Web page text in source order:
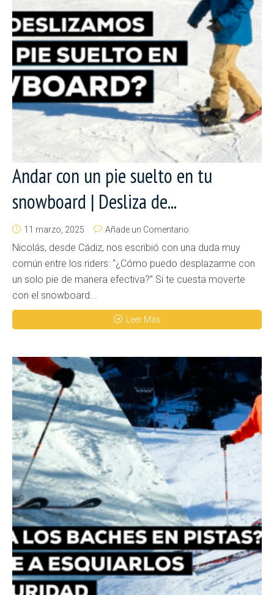
Andar con un pie suelto en tu
snowboard | Desliza de...
11 marzo, 2025 Añade un Comentario
Nicolás, desde Cádiz, nos escribió con una duda muy
común entre los riders: “¿Cómo puedo desplazarme con
un solo pie de manera efectiva?” Si te cuesta moverte
con el snowboard...
Leer Más